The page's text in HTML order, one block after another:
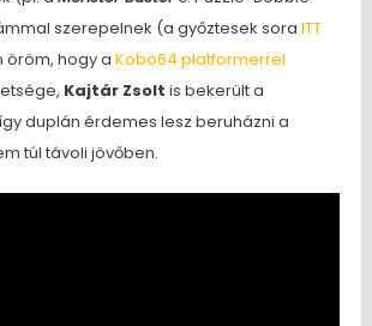
szerepelnek (a győztesek sora ITT
öröm, hogy a Kobo64 platformerrel
Kajtár Zsolt is bekerült a
duplán érdemes lesz beruházni a
túl távoli jövőben.